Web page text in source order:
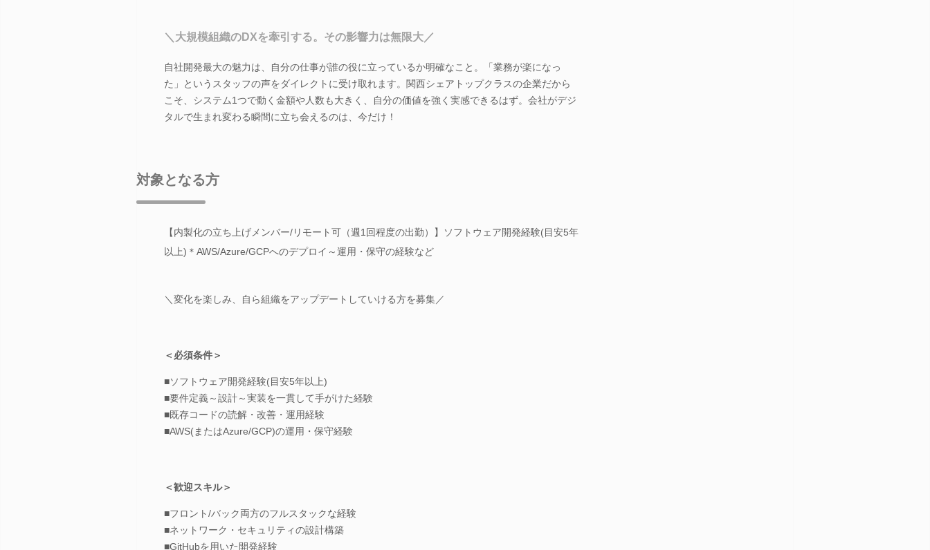
＼大規模組織のDXを牽引する。その影響力は無限大／
自社開発最大の魅力は、自分の仕事が誰の役に立っているか明確なこと。「業務が楽になっ
た」というスタッフの声をダイレクトに受け取れます。関西シェアトップクラスの企業だから
こそ、システム1つで動く金額や人数も大きく、自分の価値を強く実感できるはず。会社がデジ
タルで生まれ変わる瞬間に立ち会えるのは、今だけ！
対象となる方
【内製化の立ち上げメンバー/リモート可（週1回程度の出勤）】ソフトウェア開発経験(目安5年
以上)＊AWS/Azure/GCPへのデプロイ～運用・保守の経験など
＼変化を楽しみ、自ら組織をアップデートしていける方を募集／
＜必須条件＞
■ソフトウェア開発経験(目安5年以上)
■要件定義～設計～実装を一貫して手がけた経験
■既存コードの読解・改善・運用経験
■AWS(またはAzure/GCP)の運用・保守経験
＜歓迎スキル＞
■フロント/バック両方のフルスタックな経験
■ネットワーク・セキュリティの設計構築
■GitHubを用いた開発経験